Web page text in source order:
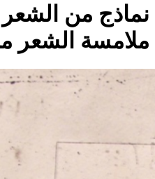
نماذج من الشعر
ملامسة الشعر